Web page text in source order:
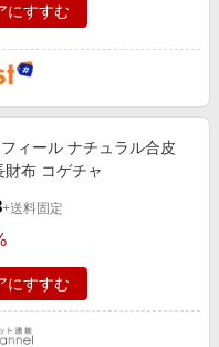
にすすむ
ィール ナチュラル合皮
財布 コゲチャ
+送料固定
にすすむ